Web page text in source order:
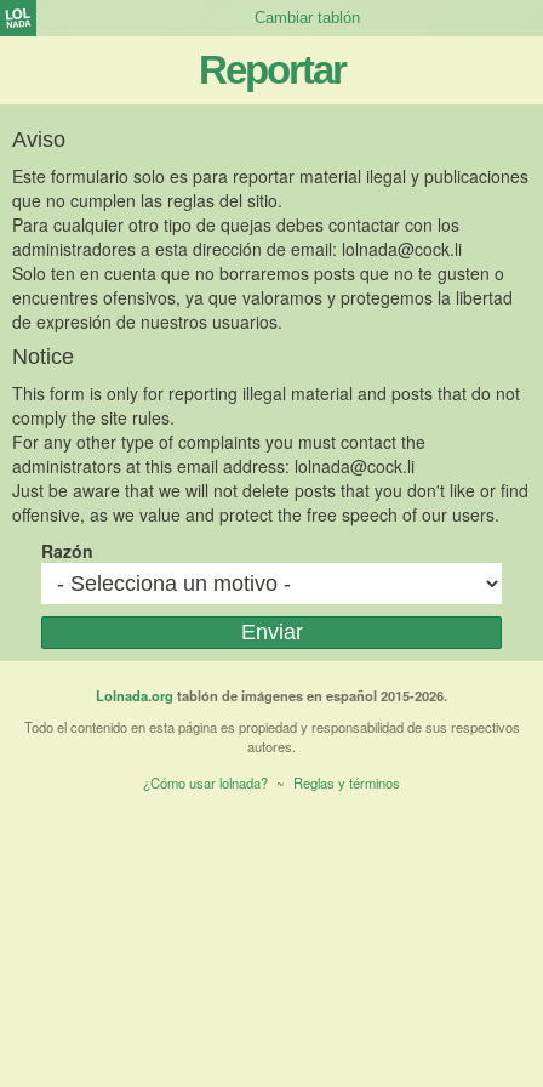
Reportar
Aviso
Este formulario solo es para reportar material ilegal y publicaciones
que no cumplen las reglas del sitio.
Para cualquier otro tipo de quejas debes contactar con los
administradores a esta dirección de email: lolnada@cock.li
Solo ten en cuenta que no borraremos posts que no te gusten o
encuentres ofensivos, ya que valoramos y protegemos la libertad
de expresión de nuestros usuarios.
Notice
This form is only for reporting illegal material and posts that do not
comply the site rules.
For any other type of complaints you must contact the
administrators at this email address: lolnada@cock.li
Just be aware that we will not delete posts that you don't like or find
offensive, as we value and protect the free speech of our users.
Razón
Lolnada.org tablón de imágenes en español 2015-2026.
Todo el contenido en esta página es propiedad y responsabilidad de sus respectivos
autores.
¿Cómo usar lolnada? ~ Reglas y términos